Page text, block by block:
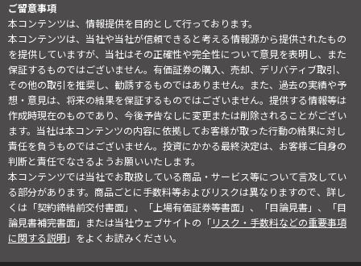
ご留意事項
本コンテンツは、情報提供を目的として行っております。
本コンテンツは、当社や当社が信頼できると考える情報源から提供されたもの
を提供していますが、当社はその正確性や完全性について意見を表明し、また
保証するものではございません。有価証券の購入、売却、デリバティブ取引、
その他の取引を推奨し、勧誘するものではありません。また、過去の実績や予
想・意見は、将来の結果を保証するものではございません。提供する情報等は
作成時現在のものであり、今後予告なしに変更または削除されることがござい
ます。当社は本コンテンツの内容に依拠してお客様が取った行動の結果に対し
責任を負うものではございません。投資にかかる最終決定は、お客様ご自身の
判断と責任でなさるようお願いいたします。
本コンテンツでは当社でお取扱している商品・サービス等について言及してい
る部分があります。商品ごとに手数料等およびリスクは異なりますので、詳し
くは「契約締結前交付書面」、「上場有価証券等書面」、「目論見書」、「目
論見書補完書面」または当社ウェブサイトの「リスク・手数料などの重要事項
に関する説明」をよくお読みください。